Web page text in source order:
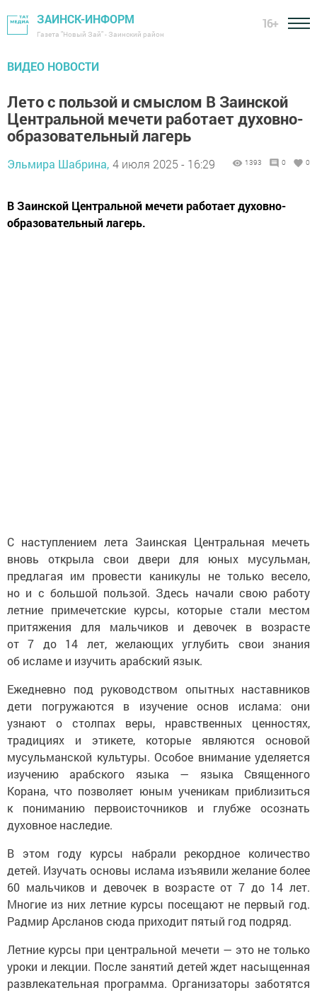
ЗАИНСК-ИНФОРМ
Газета "Новый Зай" - Заинский район
16+
ВИДЕО НОВОСТИ
Лето с пользой и смыслом В Заинской
Центральной мечети работает духовно-
образовательный лагерь
Эльмира Шабрина, 4 июля 2025 - 16:29 1393 0 0
В Заинской Центральной мечети работает духовно-
образовательный лагерь.
С наступлением лета Заинская Центральная мечеть
вновь открыла свои двери для юных мусульман,
предлагая им провести каникулы не только весело,
но и с большой пользой. Здесь начали свою работу
летние примечетские курсы, которые стали местом
притяжения для мальчиков и девочек в возрасте
от 7 до 14 лет, желающих углубить свои знания
об исламе и изучить арабский язык.
Ежедневно под руководством опытных наставников
дети погружаются в изучение основ ислама: они
узнают о столпах веры, нравственных ценностях,
традициях и этикете, которые являются основой
мусульманской культуры. Особое внимание уделяется
изучению арабского языка — языка Священного
Корана, что позволяет юным ученикам приблизиться
к пониманию первоисточников и глубже осознать
духовное наследие.
В этом году курсы набрали рекордное количество
детей. Изучать основы ислама изъявили желание более
60 мальчиков и девочек в возрасте от 7 до 14 лет.
Многие из них летние курсы посещают не первый год.
Радмир Арсланов сюда приходит пятый год подряд.
Летние курсы при центральной мечети — это не только
уроки и лекции. После занятий детей ждет насыщенная
развлекательная программа. Организаторы заботятся